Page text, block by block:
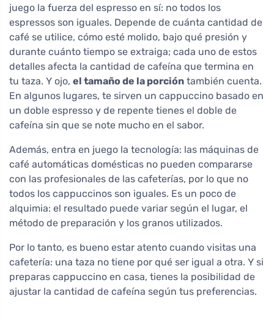
juego la fuerza del espresso en sí: no todos los
espressos son iguales. Depende de cuánta cantidad de
café se utilice, cómo esté molido, bajo qué presión y
durante cuánto tiempo se extraiga; cada uno de estos
detalles afecta la cantidad de cafeína que termina en
tu taza. Y ojo, el tamaño de la porción también cuenta.
En algunos lugares, te sirven un cappuccino basado en
un doble espresso y de repente tienes el doble de
cafeína sin que se note mucho en el sabor.
Además, entra en juego la tecnología: las máquinas de
café automáticas domésticas no pueden compararse
con las profesionales de las cafeterías, por lo que no
todos los cappuccinos son iguales. Es un poco de
alquimia: el resultado puede variar según el lugar, el
método de preparación y los granos utilizados.
Por lo tanto, es bueno estar atento cuando visitas una
cafetería: una taza no tiene por qué ser igual a otra. Y si
preparas cappuccino en casa, tienes la posibilidad de
ajustar la cantidad de cafeína según tus preferencias.